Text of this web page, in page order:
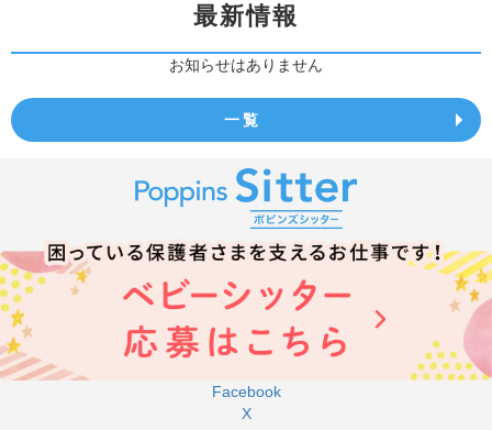
最新情報
お知らせはありません
一覧
Facebook
X